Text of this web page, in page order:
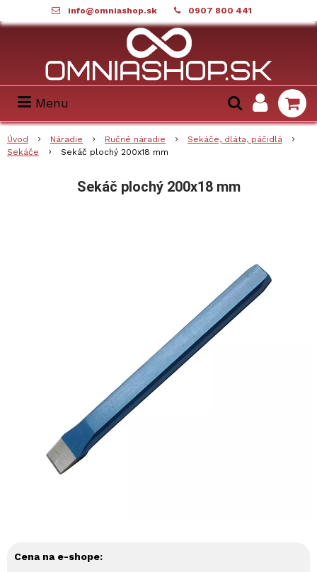
info@omniashop.sk 0907 800 441
Menu
Úvod Náradie Ručné náradie
Sekáče, dláta, páčidlá
Sekáče
Sekáč plochý 200x18 mm
Sekáč plochý 200x18 mm
Cena na e-shope: